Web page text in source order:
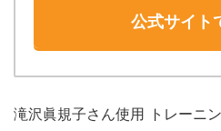
公式サイト
滝沢眞規子さん使用 トレーニ